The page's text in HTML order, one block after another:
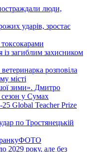
люди,
ударів, зростає
загиблим захисником
розповіла
місті
зими». Дмитро
у Сумах
Global Teacher Prize
по Тростянецькій
ФОТО
2029 року, але без